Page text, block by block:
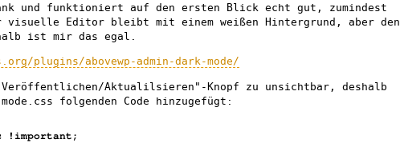
und funktioniert auf den ersten Blick echt gut, zumindest
visuelle Editor bleibt mit einem weißen Hintergrund, aber den
ist mir das egal.
plugins/abovewp-admin-dark-mode/
Aktualilsieren"-Knopf zu unsichtbar, deshalb
folgenden Code hinzugefügt: